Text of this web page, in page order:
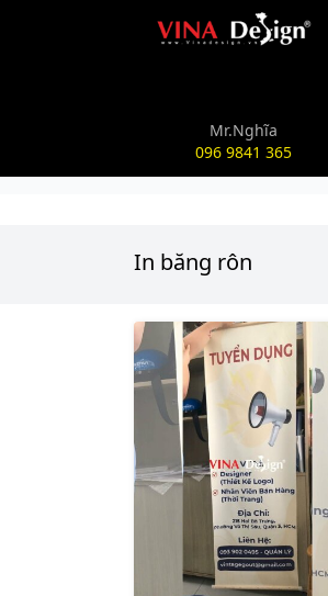
vinadesign.vn
Mr.Nghĩa
096 9841 365
In băng rôn